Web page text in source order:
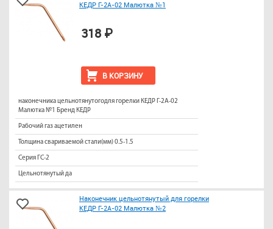
КЕДР Г-2А-02 Малютка №1
В КОРЗИНУ
318 ₽
наконечника цельнотянутогодля горелки КЕДР Г-2А-02
Малютка №1 Бренд КЕДР
Рабочий газ ацетилен
Толщина свариваемой стали(мм) 0.5-1.5
Серия ГС-2
Цельнотянутый да
Наконечник цельнотянутый для горелки
КЕДР Г-2А-02 Малютка №2